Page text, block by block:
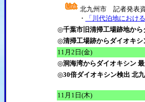
北九州市 記者発表
・
「川代泊地におけ
◎千葉市旧清掃工場跡地か
◎清掃工場跡からダイオキシ
11月2日(金)
◎洞海湾からダイオキシン
◎30倍ダイオキシン検出 北
11月1日(木)